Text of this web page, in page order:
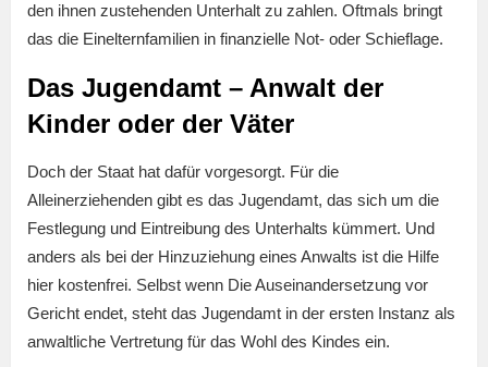
den ihnen zustehenden Unterhalt zu zahlen. Oftmals bringt
das die Einelternfamilien in finanzielle Not- oder Schieflage.
Das Jugendamt – Anwalt der
Kinder oder der Väter
Doch der Staat hat dafür vorgesorgt. Für die
Alleinerziehenden gibt es das Jugendamt, das sich um die
Festlegung und Eintreibung des Unterhalts kümmert. Und
anders als bei der Hinzuziehung eines Anwalts ist die Hilfe
hier kostenfrei. Selbst wenn Die Auseinandersetzung vor
Gericht endet, steht das Jugendamt in der ersten Instanz als
anwaltliche Vertretung für das Wohl des Kindes ein.